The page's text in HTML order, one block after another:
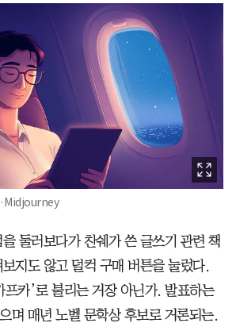
둘러보다가 찬쉐가 쓴 글쓰기 관련 책
지도 않고 덜컥 구매 버튼을 눌렀다.
프카’로 불리는 거장 아닌가. 발표하는
며 매년 노벨 문학상 후보로 거론되는.